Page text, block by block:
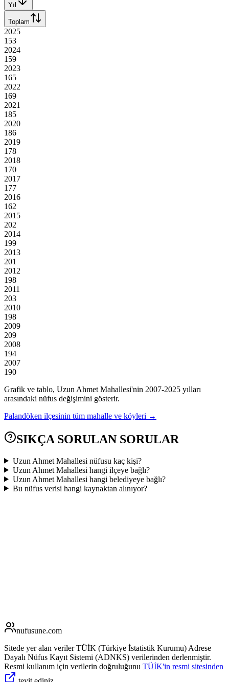
Yıl
Toplam
2025
153
2024
159
2023
165
2022
169
2021
185
2020
186
2019
178
2018
170
2017
177
2016
162
2015
202
2014
199
2013
201
2012
198
2011
203
2010
198
2009
209
2008
194
2007
190
Grafik ve tablo, Uzun Ahmet Mahallesi'nin 2007-2025 yılları
arasındaki nüfus değişimini gösterir.
Palandöken ilçesinin tüm mahalle ve köyleri →
SIKÇA SORULAN SORULAR
Uzun Ahmet Mahallesi nüfusu kaç kişi?
Uzun Ahmet Mahallesi hangi ilçeye bağlı?
Uzun Ahmet Mahallesi hangi belediyeye bağlı?
Bu nüfus verisi hangi kaynaktan alınıyor?
nufusune.com
Sitede yer alan veriler TÜİK (Türkiye İstatistik Kurumu) Adrese
Dayalı Nüfus Kayıt Sistemi (ADNKS) verilerinden derlenmiştir.
Resmi kullanım için verilerin doğruluğunu TÜİK'in resmi sitesinden